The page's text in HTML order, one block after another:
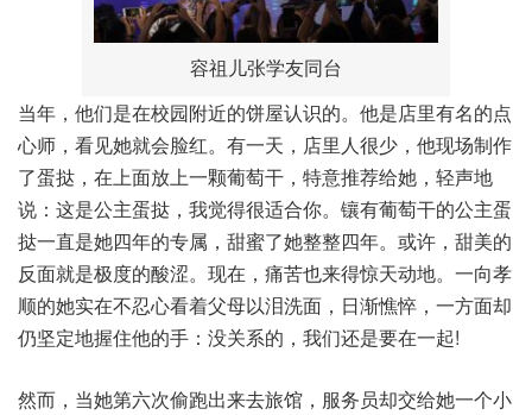
容祖儿张学友同台
当年，他们是在校园附近的饼屋认识的。他是店里有名的点
心师，看见她就会脸红。有一天，店里人很少，他现场制作
了蛋挞，在上面放上一颗葡萄干，特意推荐给她，轻声地
说：这是公主蛋挞，我觉得很适合你。镶有葡萄干的公主蛋
挞一直是她四年的专属，甜蜜了她整整四年。或许，甜美的
反面就是极度的酸涩。现在，痛苦也来得惊天动地。一向孝
顺的她实在不忍心看着父母以泪洗面，日渐憔悴，一方面却
仍坚定地握住他的手：没关系的，我们还是要在一起!
然而，当她第六次偷跑出来去旅馆，服务员却交给她一个小